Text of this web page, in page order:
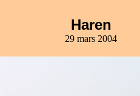
Haren
29 mars 2004